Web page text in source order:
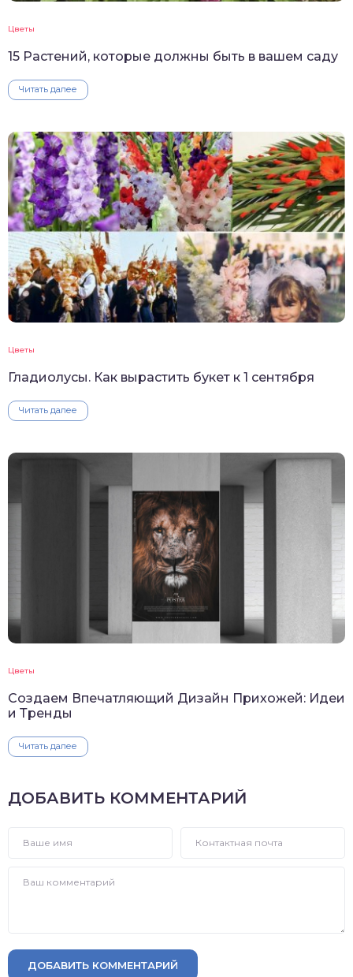
Цветы
15 Растений, которые должны быть в вашем саду
Читать далее
Цветы
Гладиолусы. Как вырастить букет к 1 сентября
Читать далее
Цветы
Создаем Впечатляющий Дизайн Прихожей: Идеи
и Тренды
Читать далее
ДОБАВИТЬ КОММЕНТАРИЙ
ДОБАВИТЬ КОММЕНТАРИЙ